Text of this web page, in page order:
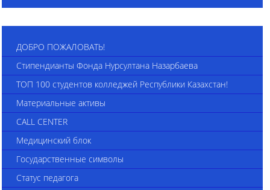
ДОБРО ПОЖАЛОВАТЬ!
Стипендианты Фонда Нурсултана Назарбаева
ТОП 100 студентов колледжей Республики Казахстан!
Материальные активы
CALL CENTER
Медицинский блок
Государственные символы
Статус педагога